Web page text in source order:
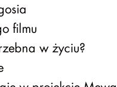
filmu
w życiu?